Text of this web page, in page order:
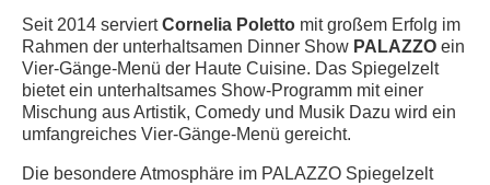
Seit 2014 serviertCornelia Poletto mit großem Erfolg im
Rahmen der unterhaltsamen Dinner Show PALAZZO ein
Vier-Gänge-Menü der Haute Cuisine. Das Spiegelzelt
bietet ein unterhaltsames Show-Programm mit einer
Mischung aus Artistik, Comedy und Musik Dazu wird ein
umfangreiches Vier-Gänge-Menü gereicht.
Die besondere Atmosphäre im PALAZZO Spiegelzelt